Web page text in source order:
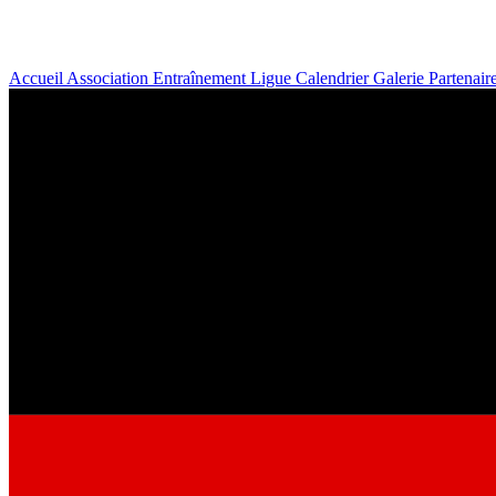
Accueil Association Entraînement Ligue CalendrierGalerie